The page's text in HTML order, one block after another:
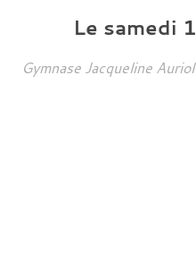
Le samedi
Gymnase Jacqueline Auriol